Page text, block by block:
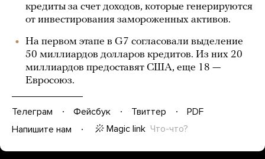
кредиты за счет доходов, которые генерируются
от инвестирования замороженных активов.
На первом этапе в G7 согласовали выделение
50 миллиардов долларов кредитов. Из них 20
миллиардов предоставят США, еще 18 —
Евросоюз.
Телеграм Фейсбук Твиттер
PDF
Напишите нам
Magic link Что-что?